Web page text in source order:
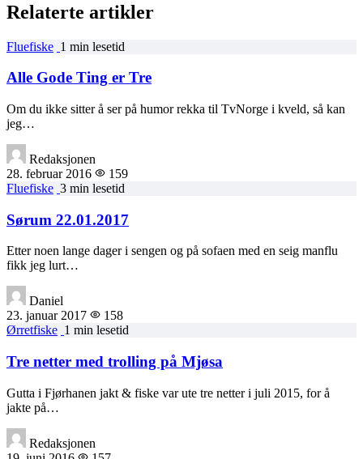
Relaterte artikler
Fluefiske 1 min lesetid
Alle Gode Ting er Tre
Om du ikke sitter å ser på humor rekka til TvNorge i kveld, så kan
jeg…
Redaksjonen
28. februar 2016
159
Fluefiske 3 min lesetid
Sørum 22.01.2017
Etter noen lange dager i sengen og på sofaen med en seig manflu
fikk jeg lurt…
Daniel
23. januar 2017
158
Ørretfiske 1 min lesetid
Tre netter med trolling på Mjøsa
Gutta i Fjørhanen jakt & fiske var ute tre netter i juli 2015, for å
jakte på…
Redaksjonen